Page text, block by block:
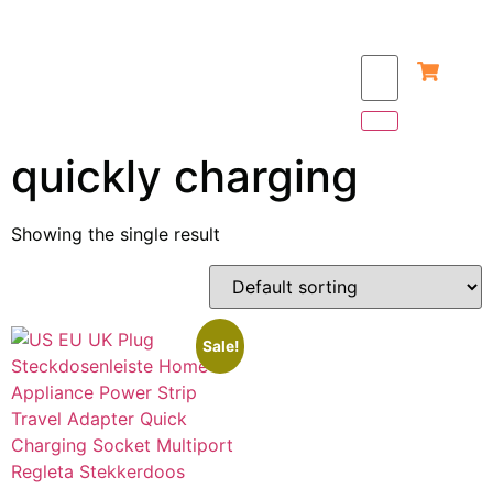
quickly charging
Showing the single result
Sale!